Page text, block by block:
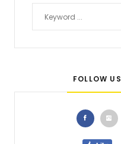
FOLLOW US